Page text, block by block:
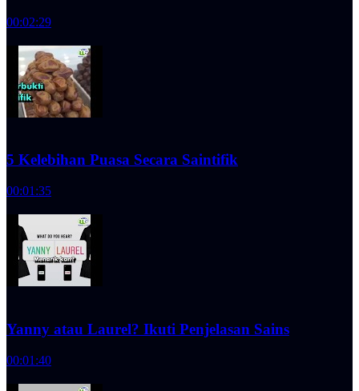
00:02:29
5 Kelebihan Puasa Secara Saintifik
00:01:35
Yanny atau Laurel? Ikuti Penjelasan Sains
00:01:40